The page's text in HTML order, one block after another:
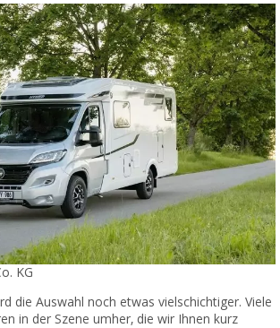
KG
die Auswahl noch etwas vielschichtiger. Viele
in der Szene umher, die wir Ihnen kurz